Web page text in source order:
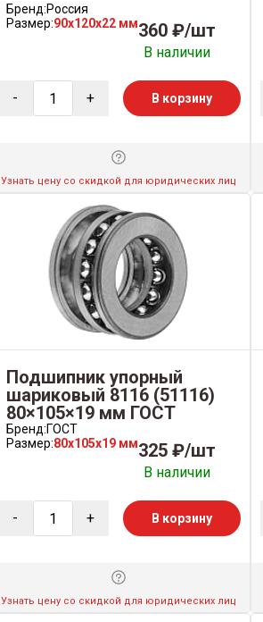
Бренд:Россия
Размер:90x120x22 мм360 ₽/шт
В наличии
- + В корзину
Узнать цену со скидкой для юридических лиц
Подшипник упорный
шариковый 8116 (51116)
80×105×19 мм ГОСТ
Бренд:ГОСТ
Размер:80x105x19 мм325 ₽/шт
В наличии
- + В корзину
Узнать цену со скидкой для юридических лиц